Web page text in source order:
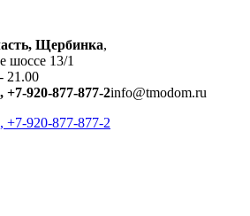
Щербинка,
шоссе 13/1
21.00
+7-920-877-877-2info@tmodom.ru
+7-920-877-877-2